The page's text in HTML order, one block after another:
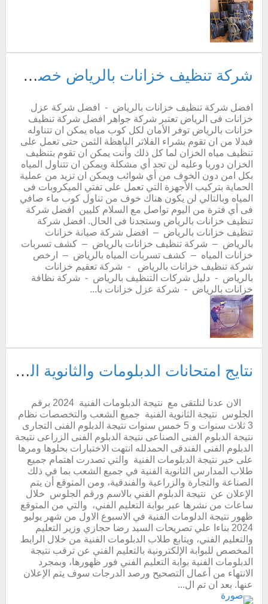
شركة تنظيف خزانات بالرياض خصم 30%
افضل شركة تنظيف خزانات بالرياض - افضل شركة عزل
خزانات فى الرياض تعتبر شركة جواهر افضل شركة تنظيف
خزانات بالرياض توفر الأمان لكل كوب مياه يمكن ان تتناوله
فبدلا من ان تقوم بشراء الفلاتر الباهظة الثمن حتى تعمل على
تنظيف مياه الخزان لما كل ذلك وأنت يمكن ان تقوم بتنظيف
الخزان دوريا وعليه لن تجد أي مشكلة ويمكن ان تتناول المياه
بكل امن دون الخوف من أي شوائب ويمكن ان تزيد من عملية
الحماية بتركيب الأجهزة التي تعمل على تفتي الميكروبات فى
المياه وبالتالي لن يكون هناك خوف من تناول كوب ماء صافي
فى أي فترة من اليوم تواصل مع السلام كليين افضل شركة
تنظيف خزانات بالرياض وستجدنا فى الحال. افضل شركة
تنظيف خزانات بالرياض – افضل شركة صيانة خزانات
بالرياض – شركة تنظيف خزانات بالرياض – كشف تسربات
خزانات المياه – كشف تسربات المياه بالرياض – ارخص
شركة تنظيف خزانات بالرياض - شركة تعقيم خزانات
بالرياض - دليل شركات التنظيف بالرياض - شركة نظافة
خزانات بالرياض - شركة عزل خزانات با...
نتايج امتحانات الدبلومات والثانوية العامة من خلال اهم المواقع
الان عدنا لنلتقى مع نتيجة الدبلومات الفنية 2024 برقم
الجلوس نتيجة الثانوية الفنية جميع الشعب والتخصصات نظام
3 ثلاث سنوات و 5 خمس سنوات نتيجة الدبلوم الفنى التجارى
نتيجة الدبلوم الفنى الصناعى نتيجة الدبلوم الفنى الزراعى نتيجة
الدبلوم الفنى الفندقى الحمدلله انتهت الاختبارات بحلوها ومرها
على خير نتيجة الدبلومات الفنية والتي تصدرت اهتمام جميع
طلاب المدارس الثانوية الفنية في جميع الشعب بما في ذلك
الصناعة والتجارة والزراعية والفندقية، ومن المتوقع أن يتم
الإعلان عن نتيجة الدبلوم الفني بالاسم ورقم الجلوس خلال
ساعات من نشرها عبر بوابة التعليم الفني، والتي من المتوقع
ظهور نتيجة الدلومات الفنية في الاسبوع الاول من شهر يوليو
2024 بناءا علي تصريحات السيد رضا حجازي وزير التعليم
والتعليم الفني، ويتابع طلاب الدبلومات الفنية من خلال الرابط
المخصص للبوابة الإلكترونية بالتعليم الفني عن ترقب نتيجة
الدبلومات الفنية بوابة التعليم الفني فور ظهورها، وبمجرد
الانتهاء من أعمال التصحيح ورصد الدرجات سوف يتم الإعلان
عنها. بعد ان تم ال...